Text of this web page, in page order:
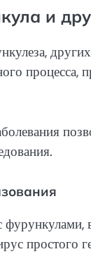
и
простого